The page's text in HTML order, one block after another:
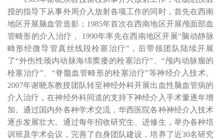
授的指导下从事外周介入放射各项工作的同时，首先在西南
地区开展脑血管造影； 1985年首次在西南地区开展颅面部血
管畸形的介入治疗，
1990年率先在西南地区开展“脑动静脉
畸形经微导管真丝线段栓塞治疗”，后带领团队陆续开展
了“外伤性颈内动脉海绵窦瘘的栓塞治疗” 、“颅内动脉瘤的
栓塞治疗”、 “脊髓血管畸形的栓塞治疗”等神经介入技术。
2007年谢晓东教授团队转至神经外科开展出血性脑血管病的
介入治疗，在神经外科同道的支持下神经介入手术量逐年增
加。通过国内外各种学术交流，华西医院各种神经介入技术
逐步发展壮大。通过每年招收研究生、进修生，举办各种培
训班及学术会议，完善了自身团队建设，培养了近30名研究